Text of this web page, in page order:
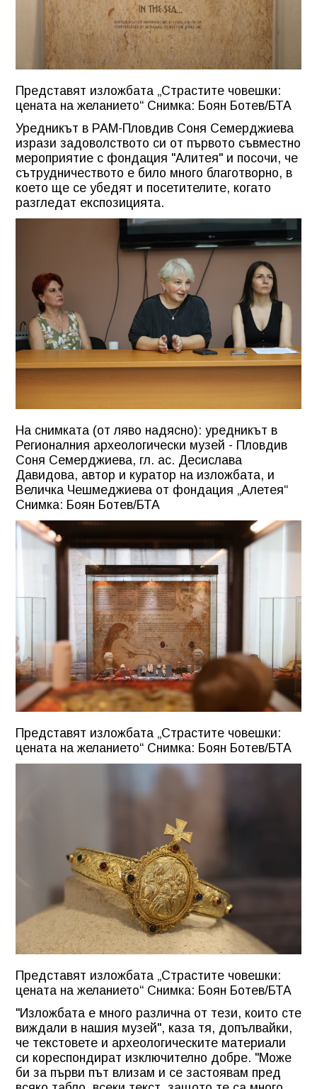
Представят изложбата „Страстите човешки:
цената на желанието“ Снимка: Боян Ботев/БТА
Уредникът в РАМ-Пловдив Соня Семерджиева
изрази задоволството си от първото съвместно
мероприятие с фондация "Алитея" и посочи, че
сътрудничеството е било много благотворно, в
което ще се убедят и посетителите, когато
разгледат експозицията.
На снимката (от ляво надясно): уредникът в
Регионалния археологически музей - Пловдив
Соня Семерджиева, гл. ас. Десислава
Давидова, автор и куратор на изложбата, и
Величка Чешмеджиева от фондация „Алетея“
Снимка: Боян Ботев/БТА
Представят изложбата „Страстите човешки:
цената на желанието“ Снимка: Боян Ботев/БТА
Представят изложбата „Страстите човешки:
цената на желанието“ Снимка: Боян Ботев/БТА
"Изложбата е много различна от тези, които сте
виждали в нашия музей", каза тя, допълвайки,
че текстовете и археологическите материали
си кореспондират изключително добре. "Може
би за първи път влизам и се застоявам пред